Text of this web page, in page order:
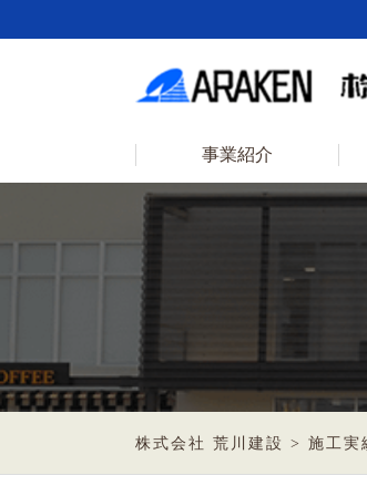
事業紹介
株式会社 荒川建設 > 施工実